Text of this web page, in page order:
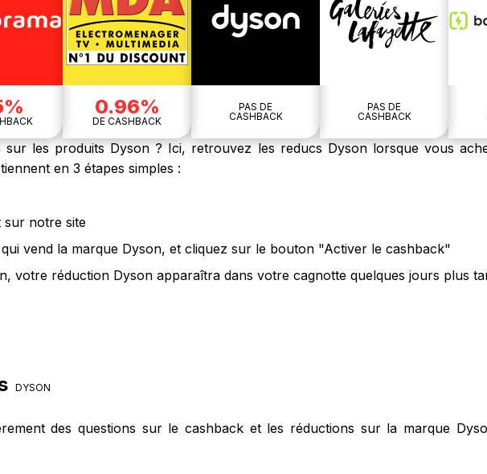
0.96%
DE CASHBACK
PAS DE
CASHBACK
PAS DE
CASHBACK
sur les produits Dyson ? Ici, retrouvez les reducs Dyson lorsque vous
en 3 étapes simples :
sur notre site
vend la marque Dyson, et cliquez sur le bouton "Activer le cashback"
votre réduction Dyson apparaîtra dans votre cagnotte quelques jours plus
DYSON
des questions sur le cashback et les réductions sur la marque